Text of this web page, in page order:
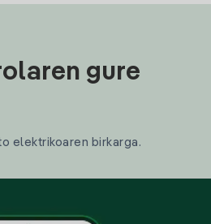
gure
elektrikoaren birkarga.